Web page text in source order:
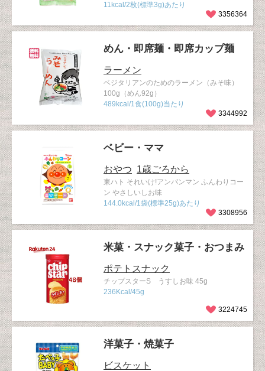
11kcal/2枚(標準3g)あたり
3356364
めん・即席麺・即席カップ麺
ラーメン
ベジタリアンのためのラーメン（みそ味）
100g（めん92g）
489kcal/1食(100g)当たり
3344992
ベビー・ママ
おやつ 1歳ごろから
東ハト それいけ!アンパンマン ふんわりコー
ン やさしいしお味
144.0kcal/1袋(標準25g)あたり
3308956
米菓・スナック菓子・おつまみ
ポテトスナック
チップスターS うすしお味 45g
236Kcal/45g
3224745
洋菓子・焼菓子
ビスケット